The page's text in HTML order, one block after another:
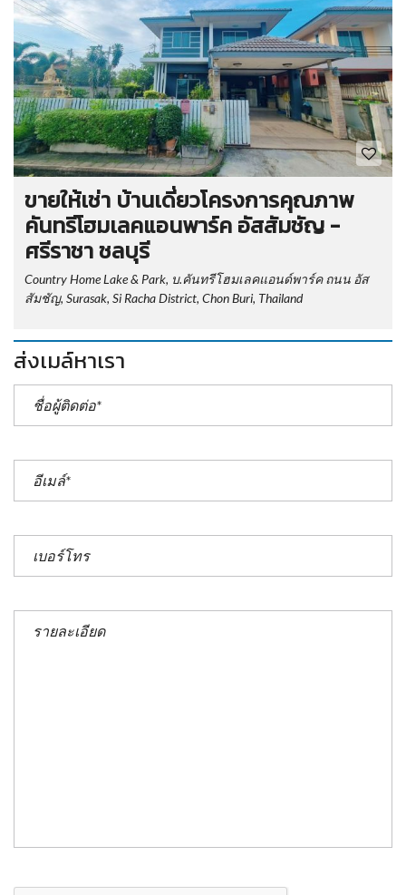
ขายให้เช่า บ้านเดี่ยวโครงการคุณภาพ
คันทรีโฮมเลคแอนพาร์ค อัสสัมชัญ -
ศรีราชา ชลบุรี
Country Home Lake & Park, บ.คันทรีโฮมเลคแอนด์พาร์ค ถนน อัส
สัมชัญ, Surasak, Si Racha District, Chon Buri, Thailand
ส่งเมล์หาเรา